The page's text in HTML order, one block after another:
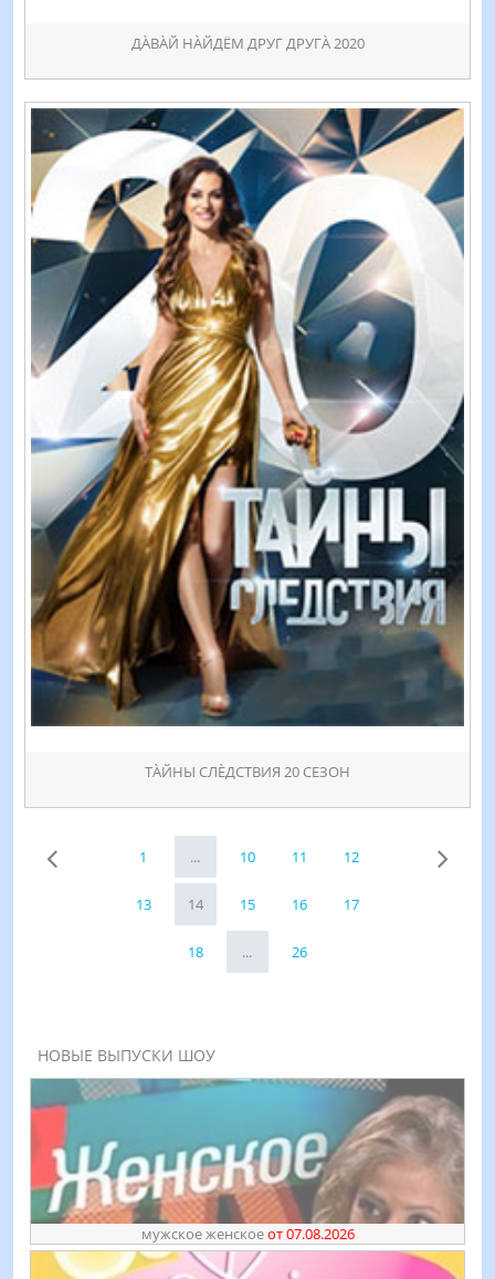
ДÀВÀЙ НÀЙДЁМ ДРУГ ДРУГÀ 2020
ТÀЙНЫ СЛÈДСТВИЯ 20 СЕЗОН
1 ... 10 11 12
13 14 15 16 17
18 ... 26
НОВЫЕ ВЫПУСКИ ШОУ
мужское женскоеот 07.08.2026